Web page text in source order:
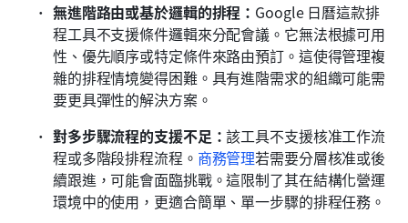
無進階路由或基於邏輯的排程： Google 日曆這款排
程工具不支援條件邏輯來分配會議。它無法根據可用
性、優先順序或特定條件來路由預訂。這使得管理複
雜的排程情境變得困難。具有進階需求的組織可能需
要更具彈性的解決方案。
對多步驟流程的支援不足：該工具不支援核准工作流
程或多階段排程流程。 商務管理若需要分層核准或後
續跟進，可能會面臨挑戰。這限制了其在結構化營運
環境中的使用，更適合簡單、單一步驟的排程任務。